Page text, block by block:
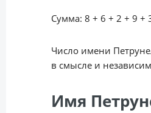
Сумма: 8 + 6 + 2 + 9 +
Число имени
в смысле и
Имя